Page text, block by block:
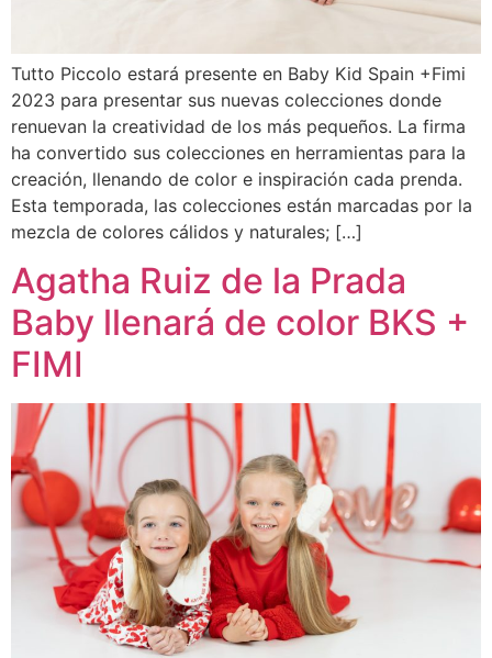
Tutto Piccolo estará presente en Baby Kid Spain +Fimi
2023 para presentar sus nuevas colecciones donde
renuevan la creatividad de los más pequeños. La firma
ha convertido sus colecciones en herramientas para la
creación, llenando de color e inspiración cada prenda.
Esta temporada, las colecciones están marcadas por la
mezcla de colores cálidos y naturales; […]
Agatha Ruiz de la Prada
Baby llenará de color BKS +
FIMI